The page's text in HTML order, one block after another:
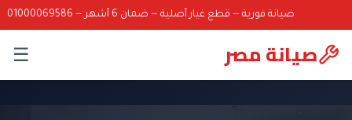
صيانة فورية — قطع غيار أصلية — ضمان 6 أشهر — 01000069586
صيانة مصر ☰